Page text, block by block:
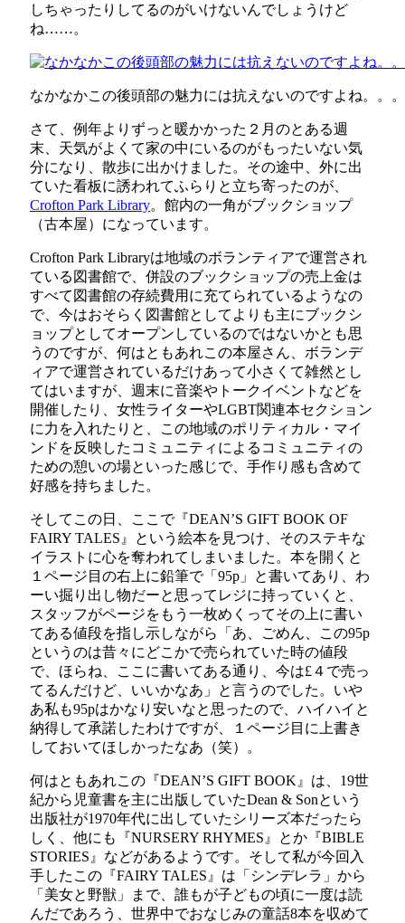
しちゃったりしてるのがいけないんでしょうけど
ね……。
なかなかこの後頭部の魅力には抗えないのですよね。。。
さて、例年よりずっと暖かかった２月のとある週
末、天気がよくて家の中にいるのがもったいない気
分になり、散歩に出かけました。その途中、外に出
ていた看板に誘われてふらりと立ち寄ったのが、
Crofton Park Library。館内の一角がブックショップ
（古本屋）になっています。
Crofton Park Libraryは地域のボランティアで運営され
ている図書館で、併設のブックショップの売上金は
すべて図書館の存続費用に充てられているようなの
で、今はおそらく図書館としてよりも主にブックシ
ョップとしてオープンしているのではないかとも思
うのですが、何はともあれこの本屋さん、ボランデ
ィアで運営されているだけあって小さくて雑然とし
てはいますが、週末に音楽やトークイベントなどを
開催したり、女性ライターやLGBT関連本セクション
に力を入れたりと、この地域のポリティカル・マイ
ンドを反映したコミュニティによるコミュニティの
ための憩いの場といった感じで、手作り感も含めて
好感を持ちました。
そしてこの日、ここで『DEAN’S GIFT BOOK OF
FAIRY TALES』という絵本を見つけ、そのステキな
イラストに心を奪われてしまいました。本を開くと
１ページ目の右上に鉛筆で「95p」と書いてあり、わ
ーい掘り出し物だーと思ってレジに持っていくと、
スタッフがページをもう一枚めくってその上に書い
てある値段を指し示しながら「あ、ごめん、この95p
というのは昔々にどこかで売られていた時の値段
で、ほらね、ここに書いてある通り、今は£４で売っ
てるんだけど、いいかなあ」と言うのでした。いや
あ私も95pはかなり安いなと思ったので、ハイハイと
納得して承諾したわけですが、１ページ目に上書き
しておいてほしかったなあ（笑）。
何はともあれこの『DEAN’S GIFT BOOK』は、19世
紀から児童書を主に出版していたDean & Sonという
出版社が1970年代に出していたシリーズ本だったら
しく、他にも『NURSERY RHYMES』とか『BIBLE
STORIES』などがあるようです。そして私が今回入
手したこの『FAIRY TALES』は「シンデレラ」から
「美女と野獣」まで、誰もが子どもの頃に一度は読
んだであろう、世界中でおなじみの童話8本を収めて